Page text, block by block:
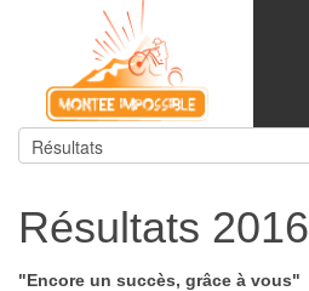
Résultats 2016
"Encore un succès, grâce à vous"